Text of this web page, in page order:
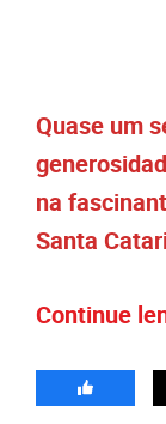
Quase um
na
Santa
Continue